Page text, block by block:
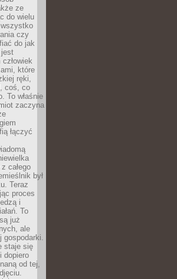
ze
do wielu
czy
do jak
jest
które
ręki,
coś, co
To właśnie
zaczyna
łączyć
całego
był
Teraz
proces
i
To
już
ale
gospodarki.
staje się
dopiero
od tej,